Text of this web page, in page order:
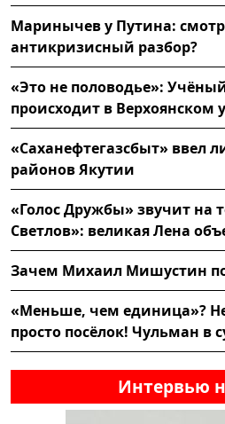
Маринычев у Путина:
антикризисный разбор?
«Это не половодье»:
происходит в Верхоянском
«Саханефтегазсбыт»
районов Якутии
«Голос Дружбы» звучит на
Светлов»: великая Лена
Зачем Михаил Мишустин
«Меньше, чем единица»?
просто посёлок! Чульман в
Интервью